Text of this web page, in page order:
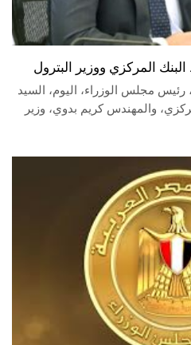
المركزي ووزير البترول
مجلس الوزراء، اليوم، السيد
والمهندس كريم بدوي، وزير